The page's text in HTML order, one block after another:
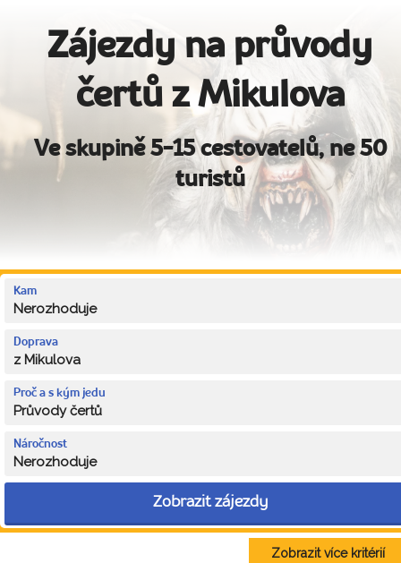
Zájezdy na průvody
čertů z Mikulova
Ve skupině 5-15 cestovatelů, ne 50
turistů
Kam
Nerozhoduje
Doprava
z Mikulova
Proč a s kým jedu
Průvody čertů
Náročnost
Nerozhoduje
Zobrazit zájezdy
Zobrazit více kritérií